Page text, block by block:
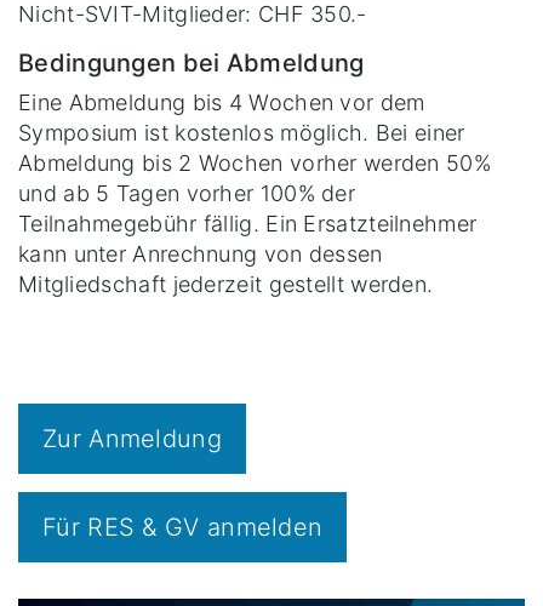
Nicht-SVIT-Mitglieder: CHF 350.-
Bedingungen bei Abmeldung
Eine Abmeldung bis 4 Wochen vor dem
Symposium ist kostenlos möglich. Bei einer
Abmeldung bis 2 Wochen vorher werden 50%
und ab 5 Tagen vorher 100% der
Teilnahmegebühr fällig. Ein Ersatzteilnehmer
kann unter Anrechnung von dessen
Mitgliedschaft jederzeit gestellt werden.
Zur Anmeldung
Für RES & GV anmelden